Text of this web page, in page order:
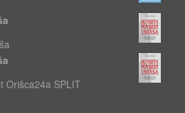
Orišca24a SPLIT